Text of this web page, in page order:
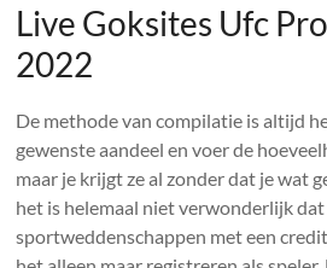
Live Goksites Ufc
2022
De methode van compilatie is altijd
gewenste aandeel en voer de
maar je krijgt ze al zonder dat je wat
het is helemaal niet verwonderlijk
sportweddenschappen met een